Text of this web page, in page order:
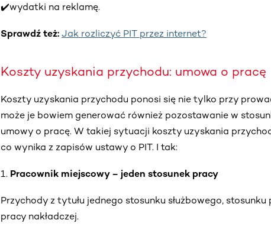
✔️wydatki na reklamę.
Sprawdź też: Jak rozliczyć PIT przez internet?
Koszty uzyskania przychodu: umowa o pracę
Koszty uzyskania przychodu ponosi się nie tylko przy
może je bowiem generować również pozostawanie w
umowy o pracę. W takiej sytuacji koszty uzyskania
co wynika z zapisów ustawy o PIT. I tak:
1. Pracownik miejscowy – jeden stosunek pracy
Przychody z tytułu jednego stosunku służbowego,
pracy nakładczej.